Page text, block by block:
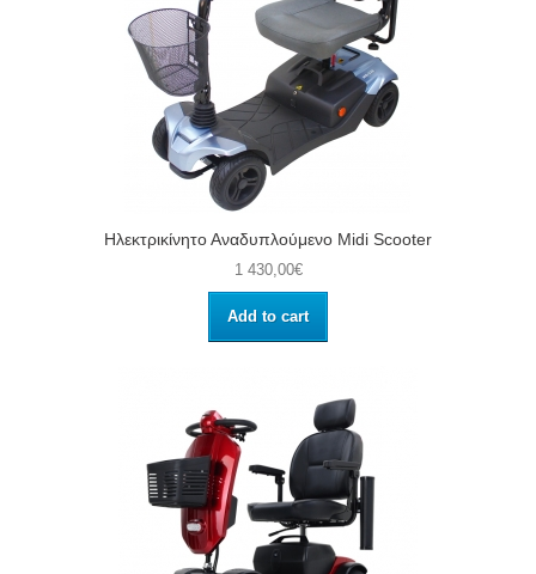
Ηλεκτρικίνητο Αναδυπλούμενο Midi Scooter
1 430,00€
Add to cart